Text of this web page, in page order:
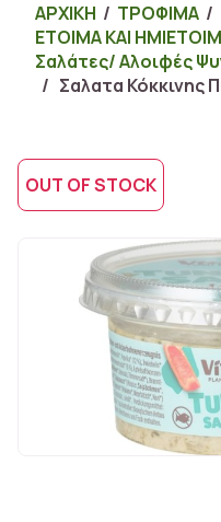
ΑΡΧΙΚΗ / ΤΡΟΦΙΜΑ /
ΕΤΟΙΜΑ ΚΑΙ
Σαλάτες/ Αλοιφές
/ Σαλατα Κόκκινης
OUT OF STOCK